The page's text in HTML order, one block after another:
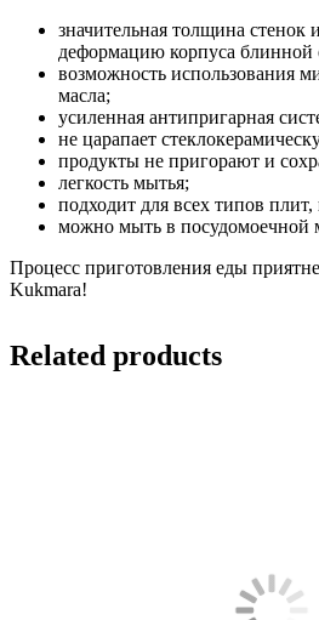
значительная толщина стенок
деформацию корпуса блинной
возможность использования
масла;
усиленная антипригарная
не царапает
продукты не пригорают и
легкость мытья;
подходит для всех типов
можно мыть в посудомоечной
Процесс приготовления еды
Kukmara!
Related products